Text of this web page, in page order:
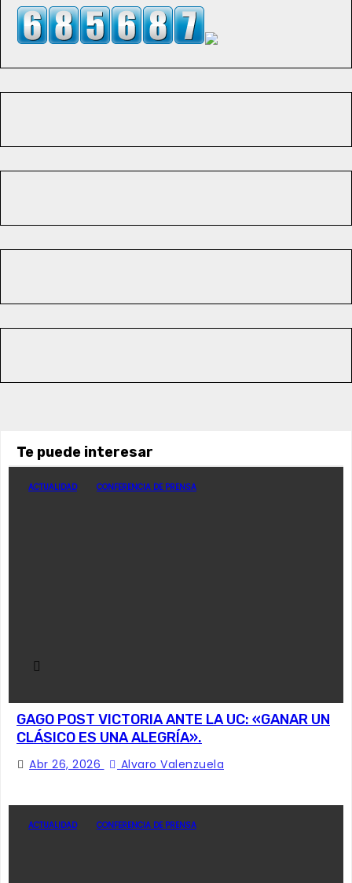
Te puede interesar
ACTUALIDAD CONFERENCIA DE PRENSA
GAGO POST VICTORIA ANTE LA UC: «GANAR UN
CLÁSICO ES UNA ALEGRÍA».
Abr 26, 2026 Alvaro Valenzuela
ACTUALIDAD CONFERENCIA DE PRENSA